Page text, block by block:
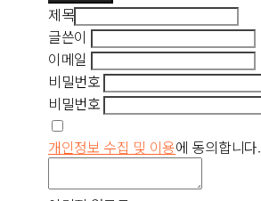
제목
글쓴이
이메일
비밀번호
비밀번호
개인정보 수집 및 이용에 동의합니다.